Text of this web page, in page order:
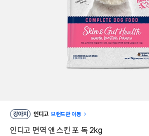
강아지 인디고 브랜드관 이동
인디고 면역 앤 스킨 포 독 2kg